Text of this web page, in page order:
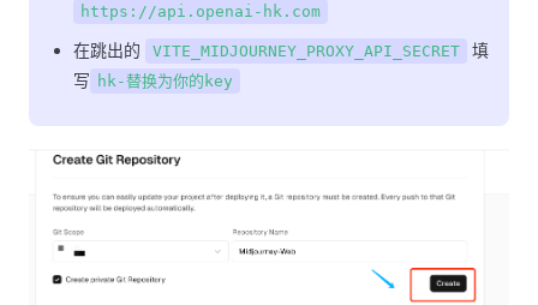
https://api.openai-hk.com
在跳出的 VITE_MIDJOURNEY_PROXY_API_SECRET
填
写 hk-替换为你的key